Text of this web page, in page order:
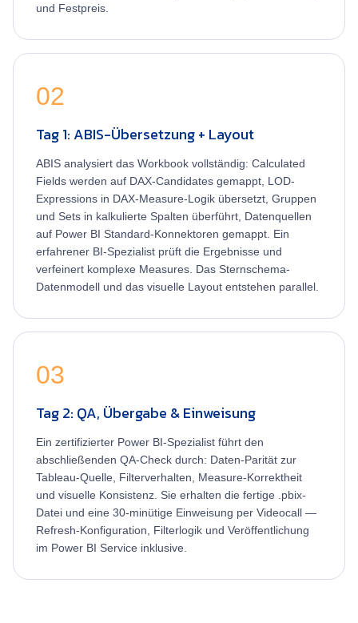
und Festpreis.
02
Tag 1: ABIS-Übersetzung + Layout
ABIS analysiert das Workbook vollständig: Calculated
Fields werden auf DAX-Candidates gemappt, LOD-
Expressions in DAX-Measure-Logik übersetzt, Gruppen
und Sets in kalkulierte Spalten überführt, Datenquellen
auf Power BI Standard-Konnektoren gemappt. Ein
erfahrener BI-Spezialist prüft die Ergebnisse und
verfeinert komplexe Measures. Das Sternschema-
Datenmodell und das visuelle Layout entstehen parallel.
03
Tag 2: QA, Übergabe & Einweisung
Ein zertifizierter Power BI-Spezialist führt den
abschließenden QA-Check durch: Daten-Parität zur
Tableau-Quelle, Filterverhalten, Measure-Korrektheit
und visuelle Konsistenz. Sie erhalten die fertige .pbix-
Datei und eine 30-minütige Einweisung per Videocall —
Refresh-Konfiguration, Filterlogik und Veröffentlichung
im Power BI Service inklusive.